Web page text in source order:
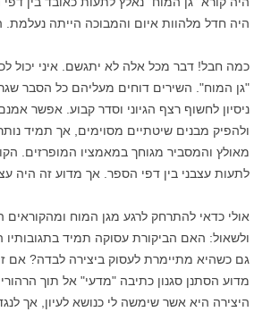
היה חדל מלהוות איום והמבוכה הייתה נעלמת.
כמה חבל! דבר מכל אלה לא יתגשם. איני יכול
"גן המוח". השירים דוחים מעליהם כל הסבר
ניסיון לחשוף רצף הגיוני וסדר קבוע. אפשר
ולהפיק מבנים שיטתיים מסוימים, אך תמיד
מאולץ והמסביר מגוחך במאמציו המופרזים.
לתעות עצבני בין דפי הספר. אך מדוע זה היה
אולי כדאי להתרחק לרגע מגן המוח ומהקוראים
ולשאול: האם הביקורת עסוקה תמיד בתגובותיו
גם כשהיא מתיימרת לעסוק ביצירה לבדה? אם
מדוע הסתנן סגנון כתיבה "מדעי" אל תוך
היצירה היא אשר שימשה לי כנושא לעיון, אך